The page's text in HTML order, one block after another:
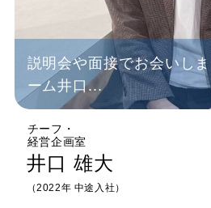
説明会や面接でお会いし
ーム井口...
チーフ ・
経営企画室
井口 雄大
（2022年 中途入社）